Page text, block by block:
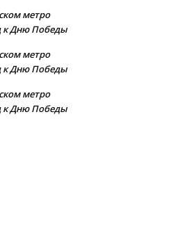
метро
к Дню Победы
метро
к Дню Победы
метро
к Дню Победы